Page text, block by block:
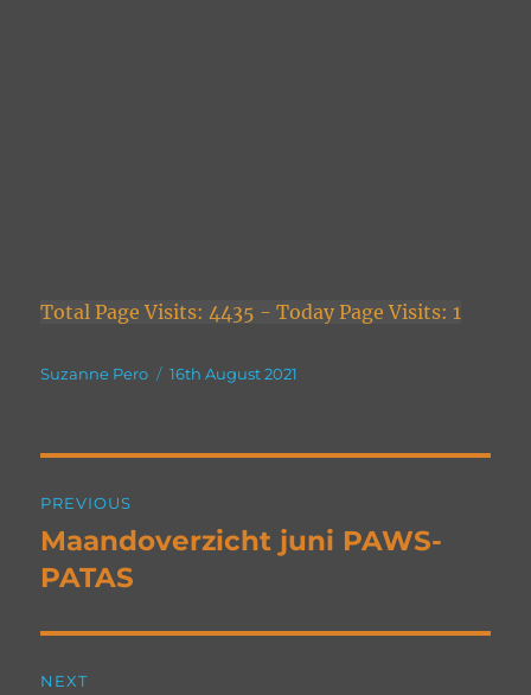
Total Page Visits: 4435 - Today Page Visits: 1
Author
Suzanne Pero
Posted
16th August 2021
navigation
PREVIOUS
Previous
post:
Maandoverzicht juni PAWS-
PATAS
NEXT